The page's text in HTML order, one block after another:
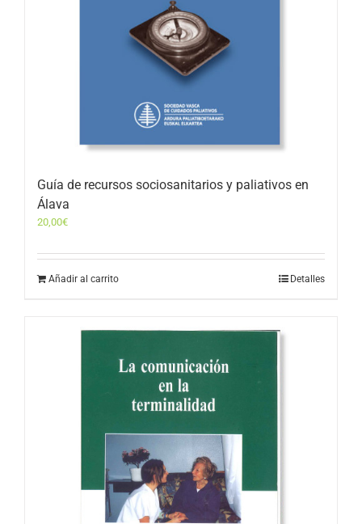
Guía de recursos sociosanitarios y paliativos en
Álava
20,00€
Añadir al carrito Detalles